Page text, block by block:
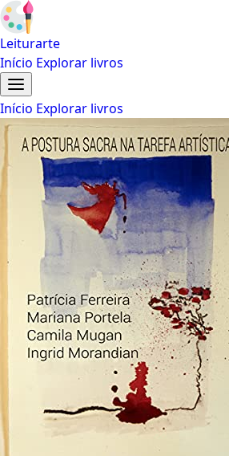
Leiturarte
Início Explorar livros
Início Explorar livros